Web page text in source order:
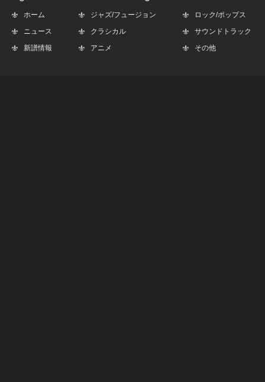
ホーム
ニュース
新譜情報
ジャズ/フュージョン
クラシカル
アニメ
ロック/ポップス
サウンドトラック
その他